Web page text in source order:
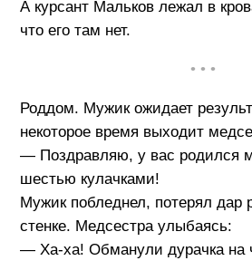
А курсант Мальков лежал в
что его там нет.
• • •
Роддом. Мужик ожидает
некоторое время выходит
— Поздравляю, у вас родился
шестью кулачками!
Мужик побледнел, потерял дар
стенке. Медсестра улыбаясь:
— Ха-ха! Обманули дурачка на